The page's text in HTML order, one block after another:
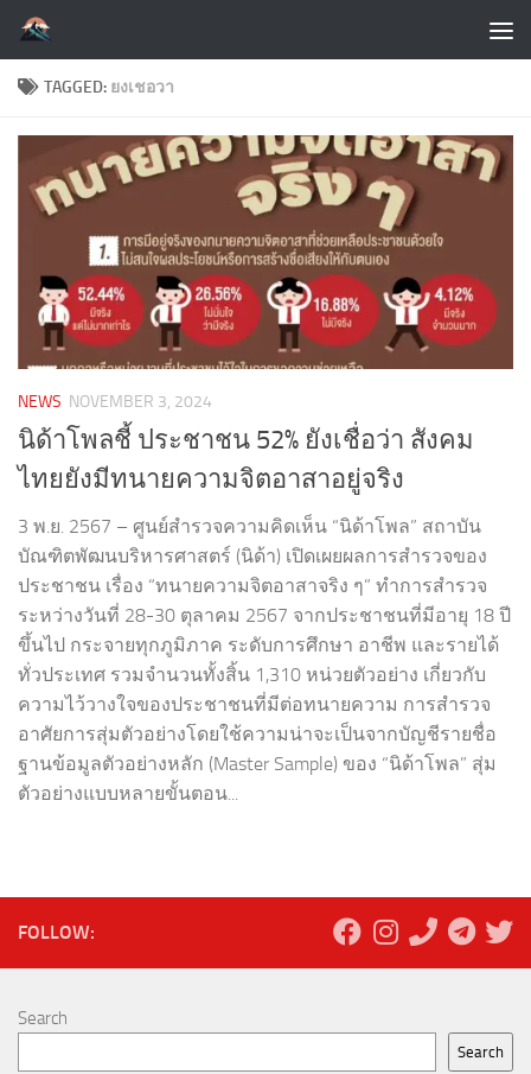
Skip to content
TAGGED: ยงเชอวา
NEWS NOVEMBER 3, 2024
นิด้าโพลชี้ ประชาชน 52% ยังเชื่อว่า สังคม
ไทยยังมีทนายความจิตอาสาอยู่จริง
3 พ.ย. 2567 – ศูนย์สำรวจความคิดเห็น “นิด้าโพล” สถาบัน
บัณฑิตพัฒนบริหารศาสตร์ (นิด้า) เปิดเผยผลการสำรวจของ
ประชาชน เรื่อง “ทนายความจิตอาสาจริง ๆ” ทำการสำรวจ
ระหว่างวันที่ 28-30 ตุลาคม 2567 จากประชาชนที่มีอายุ 18 ปี
ขึ้นไป กระจายทุกภูมิภาค ระดับการศึกษา อาชีพ และรายได้
ทั่วประเทศ รวมจำนวนทั้งสิ้น 1,310 หน่วยตัวอย่าง เกี่ยวกับ
ความไว้วางใจของประชาชนที่มีต่อทนายความ การสำรวจ
อาศัยการสุ่มตัวอย่างโดยใช้ความน่าจะเป็นจากบัญชีรายชื่อ
ฐานข้อมูลตัวอย่างหลัก (Master Sample) ของ “นิด้าโพล” สุ่ม
ตัวอย่างแบบหลายขั้นตอน...
FOLLOW:
Search
Search